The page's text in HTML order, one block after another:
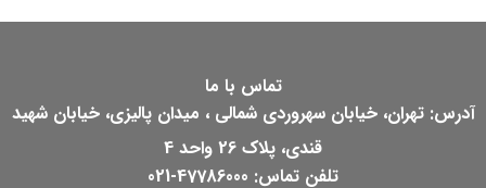
تماس با ما
آدرس: تهران، خیابان سهروردی شمالی ، میدان پالیزی، خیابان شهید
قندی، پلاک 26 واحد 4
تلفن تماس: 47786000-021